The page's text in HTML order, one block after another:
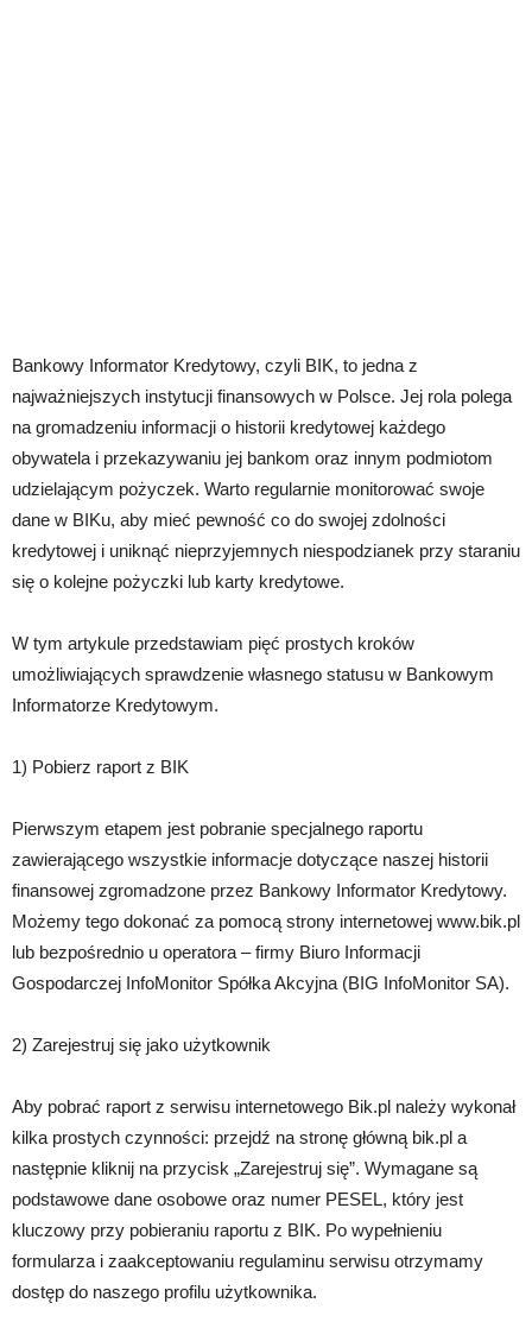
Bankowy Informator Kredytowy, czyli BIK, to jedna z
najważniejszych instytucji finansowych w Polsce. Jej rola polega
na gromadzeniu informacji o historii kredytowej każdego
obywatela i przekazywaniu jej bankom oraz innym podmiotom
udzielającym pożyczek. Warto regularnie monitorować swoje
dane w BIKu, aby mieć pewność co do swojej zdolności
kredytowej i uniknąć nieprzyjemnych niespodzianek przy staraniu
się o kolejne pożyczki lub karty kredytowe.
W tym artykule przedstawiam pięć prostych kroków
umożliwiających sprawdzenie własnego statusu w Bankowym
Informatorze Kredytowym.
1) Pobierz raport z BIK
Pierwszym etapem jest pobranie specjalnego raportu
zawierającego wszystkie informacje dotyczące naszej historii
finansowej zgromadzone przez Bankowy Informator Kredytowy.
Możemy tego dokonać za pomocą strony internetowej www.bik.pl
lub bezpośrednio u operatora – firmy Biuro Informacji
Gospodarczej InfoMonitor Spółka Akcyjna (BIG InfoMonitor SA).
2) Zarejestruj się jako użytkownik
Aby pobrać raport z serwisu internetowego Bik.pl należy wykonał
kilka prostych czynności: przejdź na stronę główną bik.pl a
następnie kliknij na przycisk „Zarejestruj się”. Wymagane są
podstawowe dane osobowe oraz numer PESEL, który jest
kluczowy przy pobieraniu raportu z BIK. Po wypełnieniu
formularza i zaakceptowaniu regulaminu serwisu otrzymamy
dostęp do naszego profilu użytkownika.